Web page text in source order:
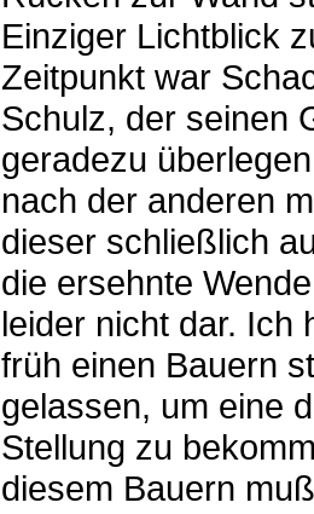
Einziger Lichtblick
Zeitpunkt war
Schulz, der seinen
geradezu
nach der anderen
dieser schließlich
die ersehnte
leider nicht dar. Ich
früh einen Bauern
gelassen, um eine
Stellung zu
diesem Bauern